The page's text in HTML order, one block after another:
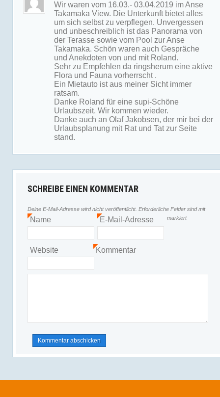
Wir waren vom 16.03.- 03.04.2019 im Anse
Takamaka View. Die Unterkunft bietet alles
um sich selbst zu verpflegen. Unvergessen
und unbeschreiblich ist das Panorama von
der Terasse sowie vom Pool zur Anse
Takamaka. Schön waren auch Gespräche
und Anekdoten von und mit Roland.
Sehr zu Empfehlen da ringsherum eine aktive
Flora und Fauna vorherrscht .
Ein Mietauto ist aus meiner Sicht immer
ratsam.
Danke Roland für eine supi-Schöne
Urlaubszeit. Wir kommen wieder.
Danke auch an Olaf Jakobsen, der mir bei der
Urlaubsplanung mit Rat und Tat zur Seite
stand.
SCHREIBE EINEN KOMMENTAR
Deine E-Mail-Adresse wird nicht veröffentlicht. Erforderliche Felder sind mit
markiert
Name
*
E-Mail-Adresse
*
Website Kommentar
*